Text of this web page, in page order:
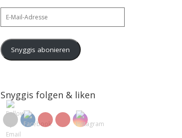
Snyggis abonieren
Snyggis folgen & liken